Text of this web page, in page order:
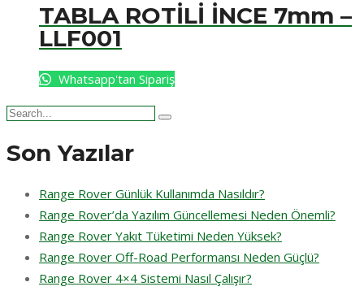
TABLA ROTİLİ İNCE 7mm –
LLF001
Whatsapp'tan Sipariş
Search
Son Yazılar
Range Rover Günlük Kullanımda Nasıldır?
Range Rover’da Yazılım Güncellemesi Neden Önemli?
Range Rover Yakıt Tüketimi Neden Yüksek?
Range Rover Off-Road Performansı Neden Güçlü?
Range Rover 4×4 Sistemi Nasıl Çalışır?